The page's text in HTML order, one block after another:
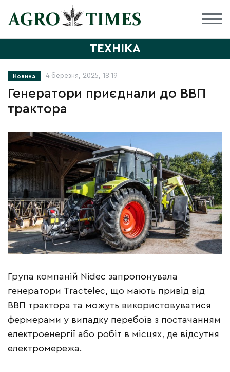
ТЕХНІКА
Новина 4 березня, 2025, 18:19
Генератори приєднали до ВВП
трактора
Група компаній Nidec запропонувала
генератори Tractelec, що мають привід від
ВВП трактора та можуть використовуватися
фермерами у випадку перебоїв з постачанням
електроенергії або робіт в місцях, де відсутня
електромережа.